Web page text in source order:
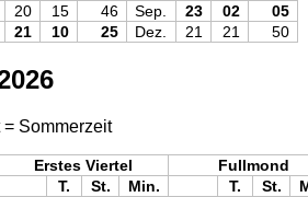
20 15 46 Sep. 23 02
05
21 10 25 Dez. 21 21 50
Sommerzeit
Erstes Viertel
Fullmond
T. St. Min. T. St.